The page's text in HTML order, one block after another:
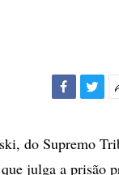
do Supremo
julga a prisão